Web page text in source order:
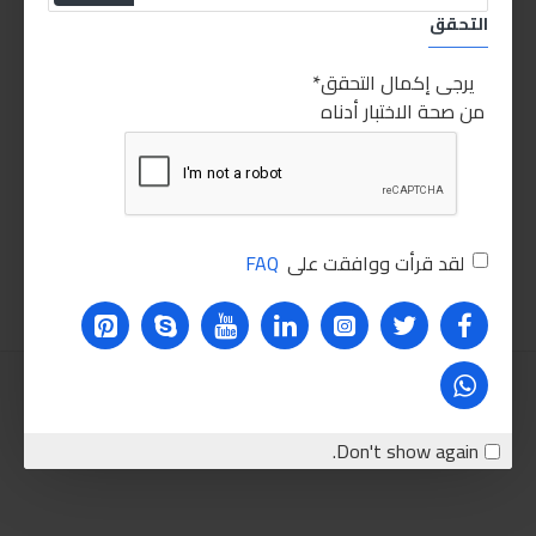
التحقق
يرجى إكمال التحقق
من صحة الاختبار أدناه
لقد قرأت ووافقت على FAQ
Don't show again.
ابرو منظف زجاج للمساحات
35.00LE
اضافة للسلة